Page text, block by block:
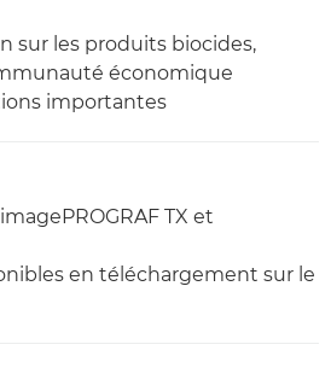
sur les produits biocides,
économique
importantes
TX et
en téléchargement sur le